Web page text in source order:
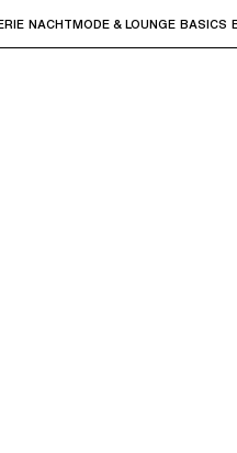
"Enter" om submenu's te
NACHTMODE & LOUNGE BASICS